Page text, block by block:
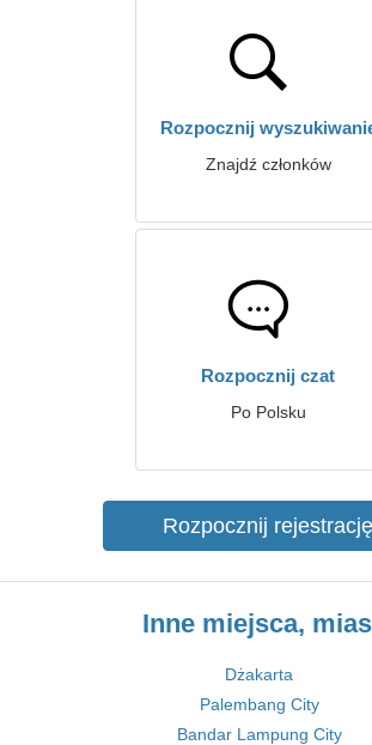
Rozpocznij
Znajdź członków
Rozpocznij czat
Po Polsku
Rozpocznij rejestrację
Inne miejsca,
Dżakarta
Palembang City
Bandar Lampung City